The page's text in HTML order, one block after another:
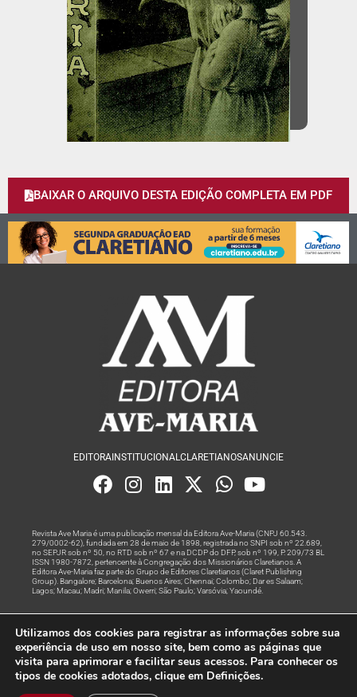
BAIXAR O ARQUIVO DESTA EDIÇÃO COMPLETA EM PDF
EDITORA INSTITUCIONALCLARETIANOSANUNCIE
Revista Ave Maria é uma publicação mensal da Editora Ave-Maria (CNPJ 60.543.
279/0002-62), fundada em 28 de maio de 1898, registrada no SNPI sob nº 22.689,
no SEPJR sob nº 50, no RTD sob nº 67 e na DCDP do DFP, sob nº 199, P. 209/73 BL
ISSN 1980-7872, pertencente à Congregação dos Missionários Claretianos. A
Editora Ave-Maria faz parte do Grupo de Editores Claretianos (Claret Publishing
Group). Bangalore; Barcelona; Buenos Aires; Chennai; Colombo; Dar es Salaam;
Lagos; Macau; Madri; Manila; Owerri; São Paulo; Varsóvia; Yaoundé.
Rede
© Todos os Direitos Reservados
Utilizamos dos cookies para registrar as informações sobre sua
experiência de uso em nosso site, bem como as páginas que
visita para aprimorar e facilitar seus acessos. Para conhecer os
tipos de cookies adotados, clique em Definições.